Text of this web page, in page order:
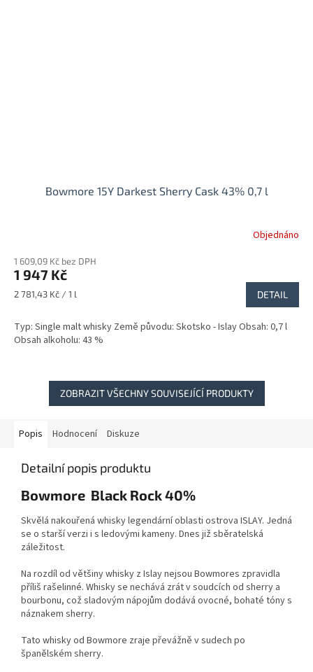
Bowmore 15Y Darkest Sherry Cask 43% 0,7 l
Objednáno
1 609,09 Kč bez DPH
1 947 Kč
Měrná
2 781,43 Kč / 1 l DETAIL
Typ: Single malt whisky Země původu: Skotsko - Islay Obsah: 0,7 l
Obsah alkoholu: 43 %
ZOBRAZIT VŠECHNY SOUVISEJÍCÍ PRODUKTY
Popis Hodnocení Diskuze
Detailní popis produktu
Bowmore Black Rock 40%
Skvělá nakouřená whisky legendární oblasti ostrova ISLAY. Jedná
se o starší verzi i s ledovými kameny. Dnes již sběratelská
záležitost.
Na rozdíl od většiny whisky z Islay nejsou Bowmores zpravidla
příliš rašelinné. Whisky se nechává zrát v soudcích od sherry a
bourbonu, což sladovým nápojům dodává ovocné, bohaté tóny s
náznakem sherry.
Tato whisky od Bowmore zraje převážně v sudech po
španělském sherry.